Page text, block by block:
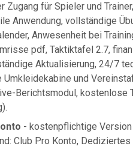
Zugang für Spieler und
Anwendung, vollständige
Anwesenheit bei
pdf, Taktiktafel 2.7,
Aktualisierung, 24/7
und
Berichtsmodul, kostenlose
- kostenpflichtige
Club Pro Konto,